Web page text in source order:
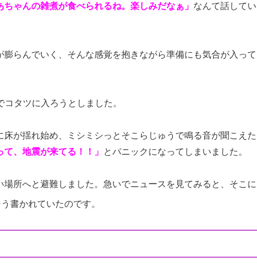
ちゃんの雑煮が食べられるね。楽しみだなぁ」 なんて話してい
らんでいく、そんな感覚を抱きながら準備にも気合が入って
タツに入ろうとしました。
が揺れ始め、ミシミシっとそこらじゅうで鳴る音が聞こえた
て、地震が来てる！！」 とパニックになってしまいました。
所へと避難しました。急いでニュースを見てみると、そこに
書かれていたのです。